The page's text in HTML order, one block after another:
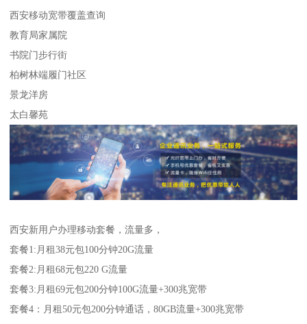
西安移动宽带覆盖查询
教育局家属院
书院门步行街
柏树林端履门社区
景龙洋房
太白馨苑
西安新用户办理移动套餐，流量多，
套餐1:月租38元包100分钟20G流量
套餐2:月租68元包220 G流量
套餐3:月租69元包200分钟100G流量+300兆宽带
套餐4：月租50元包200分钟通话，80GB流量+300兆宽带